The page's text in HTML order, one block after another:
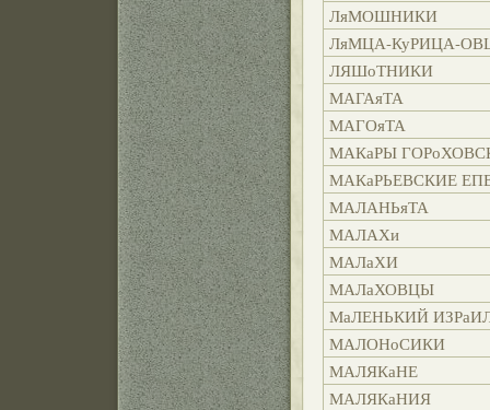
ЛяМОШНИКИ
ЛяМЦА-КуРИЦА-
ЛЯШоТНИКИ
МАГАяТА
МАГОяТА
МАКаРЫ
МАКаРЬЕВСКИЕ
МАЛАНЬяТА
МАЛАХи
МАЛаХИ
МАЛаХОВЦЫ
МаЛЕНЬКИЙ
МАЛОНоСИКИ
МАЛЯКаНЕ
МАЛЯКаНИЯ